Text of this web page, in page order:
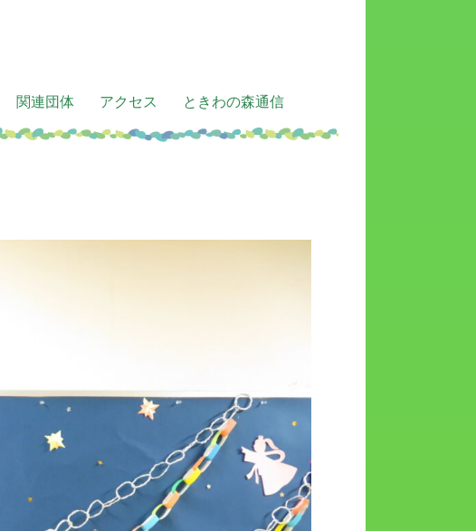
関連団体 アクセス ときわの森通信